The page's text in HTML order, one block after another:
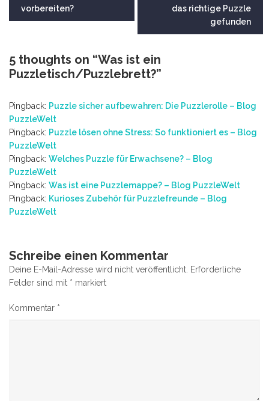
vorbereiten?
das richtige Puzzle
gefunden
5 thoughts on “Was ist ein
Puzzletisch/Puzzlebrett?”
Pingback: Puzzle sicher aufbewahren: Die Puzzlerolle – Blog
PuzzleWelt
Pingback: Puzzle lösen ohne Stress: So funktioniert es – Blog
PuzzleWelt
Pingback: Welches Puzzle für Erwachsene? – Blog
PuzzleWelt
Pingback: Was ist eine Puzzlemappe? – Blog PuzzleWelt
Pingback: Kurioses Zubehör für Puzzlefreunde – Blog
PuzzleWelt
Schreibe einen Kommentar
Deine E-Mail-Adresse wird nicht veröffentlicht. Erforderliche
Felder sind mit * markiert
Kommentar *